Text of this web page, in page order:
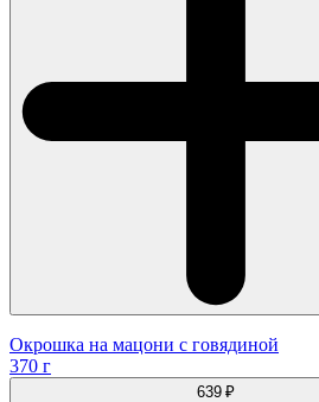
Окрошка на мацони с говядиной
370 г
639 ₽